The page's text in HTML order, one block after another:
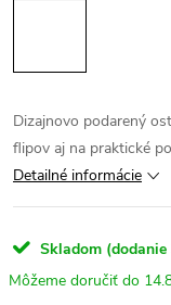
Dizajnovo podarený
flipov aj na praktické
Detailné informácie
Skladom